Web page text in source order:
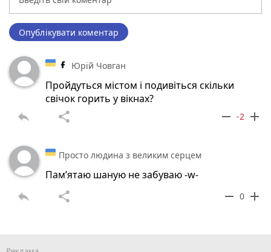
Опублікувати коментар
Юрій Човган
Пройдуться містом і подивіться скільки
свічок горить у вікнах?
reply share remove -2 add
Просто людина з великим серцем
Пам’ятаю шаную не забуваю -w-
reply share remove 0 add